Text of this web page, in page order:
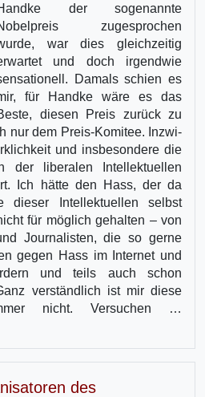
der sogenannte
zugesprochen
war dies gleichzeitig
und doch irgendwie
Damals schien es
für Handke wäre es das
diesen Preis zurück zu
nur dem Preis-Komitee. Inzwi­
und insbesondere die
der liberalen Intellektuellen
Ich hätte den Hass, der da
dieser Intellektuellen selbst
für möglich gehalten – von
Journalisten, die so gerne
gegen Hass im Internet und
und teils auch schon
verständlich ist mir diese
nicht. Versuchen …
des